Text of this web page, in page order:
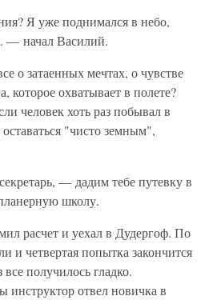
Я уже поднимался в небо,
— начал Василий.
о затаенных мечтах, о чувстве
которое охватывает в полете?
человек хоть раз побывал в
"чисто земным",
— дадим тебе путевку в
школу.
расчет и уехал в Дудергоф. По
и четвертая попытка закончится
получилось гладко.
отвел новичка в